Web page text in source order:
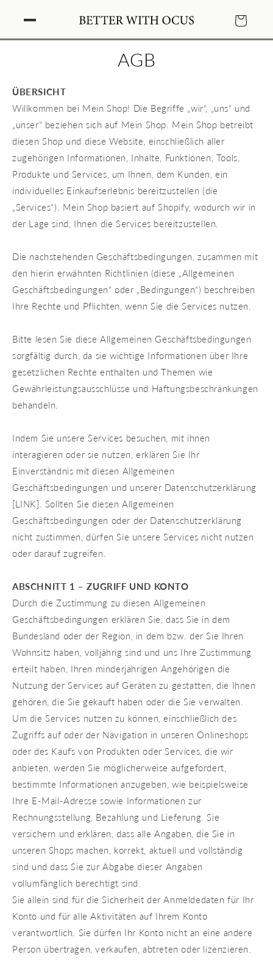
Inhalt
Warenkorb
AGB
ÜBERSICHT
Willkommen bei Mein Shop! Die Begriffe „wir“, „uns“ und
„unser“ beziehen sich auf Mein Shop. Mein Shop betreibt
diesen Shop und diese Website, einschließlich aller
zugehörigen Informationen, Inhalte, Funktionen, Tools,
Produkte und Services, um Ihnen, dem Kunden, ein
individuelles Einkaufserlebnis bereitzustellen (die
„Services“). Mein Shop basiert auf Shopify, wodurch wir in
der Lage sind, Ihnen die Services bereitzustellen.
Die nachstehenden Geschäftsbedingungen, zusammen mit
den hierin erwähnten Richtlinien (diese „Allgemeinen
Geschäftsbedingungen“ oder „Bedingungen“) beschreiben
Ihre Rechte und Pflichten, wenn Sie die Services nutzen.
Bitte lesen Sie diese Allgemeinen Geschäftsbedingungen
sorgfältig durch, da sie wichtige Informationen über Ihre
gesetzlichen Rechte enthalten und Themen wie
Gewährleistungsausschlüsse und Haftungsbeschränkungen
behandeln.
Indem Sie unsere Services besuchen, mit ihnen
interagieren oder sie nutzen, erklären Sie Ihr
Einverständnis mit diesen Allgemeinen
Geschäftsbedingungen und unserer Datenschutzerklärung
[LINK]. Sollten Sie diesen Allgemeinen
Geschäftsbedingungen oder der Datenschutzerklärung
nicht zustimmen, dürfen Sie unsere Services nicht nutzen
oder darauf zugreifen.
ABSCHNITT 1 – ZUGRIFF UND KONTO
Durch die Zustimmung zu diesen Allgemeinen
Geschäftsbedingungen erklären Sie, dass Sie in dem
Bundesland oder der Region, in dem bzw. der Sie Ihren
Wohnsitz haben, volljährig sind und uns Ihre Zustimmung
erteilt haben, Ihren minderjährigen Angehörigen die
Nutzung der Services auf Geräten zu gestatten, die Ihnen
gehören, die Sie gekauft haben oder die Sie verwalten.
Um die Services nutzen zu können, einschließlich des
Zugriffs auf oder der Navigation in unseren Onlineshops
oder des Kaufs von Produkten oder Services, die wir
anbieten, werden Sie möglicherweise aufgefordert,
bestimmte Informationen anzugeben, wie beispielsweise
Ihre E-Mail-Adresse sowie Informationen zur
Rechnungsstellung, Bezahlung und Lieferung. Sie
versichern und erklären, dass alle Angaben, die Sie in
unseren Shops machen, korrekt, aktuell und vollständig
sind und dass Sie zur Abgabe dieser Angaben
vollumfänglich berechtigt sind.
Sie allein sind für die Sicherheit der Anmeldedaten für Ihr
Konto und für alle Aktivitäten auf Ihrem Konto
verantwortlich. Sie dürfen Ihr Konto nicht an eine andere
Person übertragen, verkaufen, abtreten oder lizenzieren.